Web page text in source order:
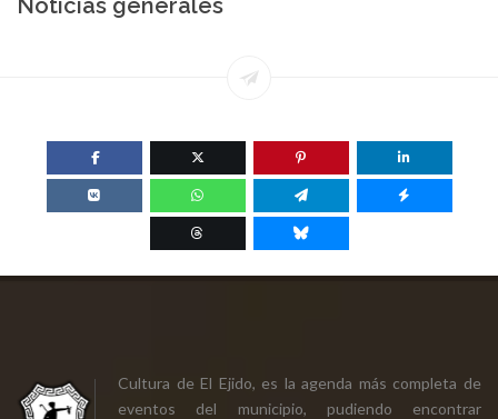
Noticias generales
Cultura de El Ejido, es la agenda más completa de
eventos del municipio, pudiendo encontrar